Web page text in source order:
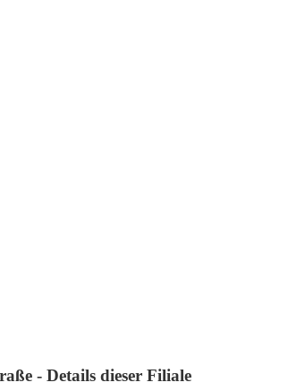
- Details dieser Filiale